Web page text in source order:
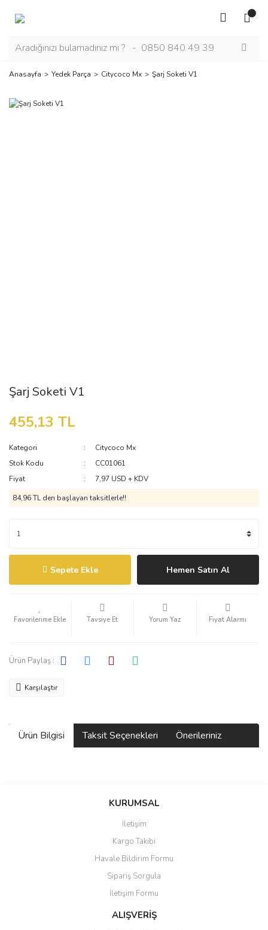
Anasayfa Yedek Parça Citycoco Mx Şarj Soketi V1
Şarj Soketi V1
455,13 TL
Kategori
Citycoco Mx
Stok Kodu
CC01061
Fiyat
7,97 USD + KDV
84,96 TL den başlayan taksitlerle!!
Sepete Ekle Hemen Satın Al
Tavsiye Et Yorum Yaz Fiyat Alarmı
Ürün Paylaş :
Karşılaştır
Ürün Bilgisi Taksit Seçenekleri Önerileriniz
Ürün resmi kalitesiz, bozuk veya görüntülenemiyor.
Ürün açıklamasında eksik bilgiler bulunuyor.
Ürün bilgilerinde hatalar bulunuyor.
Ürün fiyatı diğer sitelerden daha pahalı.
Bu ürüne benzer farklı alternatifler olmalı.
KURUMSAL
İletişim
Kargo Takibi
Havale Bildirim Formu
Sipariş Sorgula
İletişim Formu
ALIŞVERİŞ